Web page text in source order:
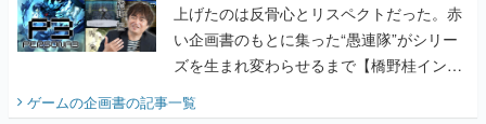
上げたのは反骨心とリスペクトだった。赤
い企画書のもとに集った“愚連隊”がシリー
ズを生まれ変わらせるまで【橋野桂インタ
ビュー】
ゲームの企画書の記事一覧